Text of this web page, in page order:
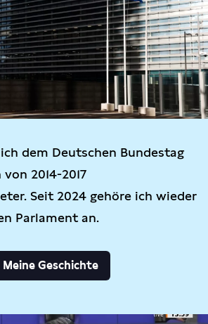
dem Deutschen Bundestag
2014-2017
Seit 2024 gehöre ich wieder
Parlament an.
Meine Geschichte